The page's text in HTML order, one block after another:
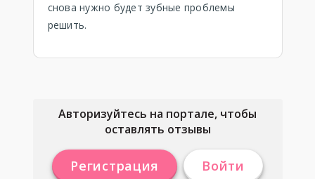
снова нужно будет зубные проблемы
решить.
Авторизуйтесь на портале, чтобы
оставлять отзывы
Регистрация Войти